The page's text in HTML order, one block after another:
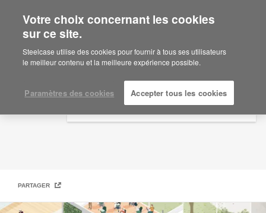
Are you in United States?
Would you like to see Products we sell in
your region?
English
Español
Salles de classe et espaces partagés
PARTAGER
Votre choix concernant les cookies
sur ce site.
Steelcase utilise des cookies pour fournir à tous ses utilisateurs
le meilleur contenu et la meilleure expérience possible.
Paramètres des cookies Accepter tous les cookies